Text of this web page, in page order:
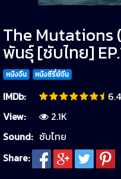
The Mutations
พันธุ์ [ซับไทย]
หนังจีน หนังซีรี่ย์จีน
IMDb:
View:
2.1K
Sound: ซับไทย
Share: